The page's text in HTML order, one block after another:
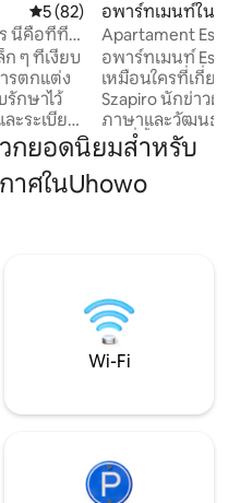
คะแนนเฉลี่ย 5 จาก 5, 82 รีวิว
5 (82)
ร นี่คือที่ที่
ละวุ่นวาย
ๆ ที่เงียบ
กษาไว้
ะระเบียง
ยให้ผ่อน
อย่าง
และสนาม
อพาร์ทเมนท์ใน
Apartament
อพาร์ทเมนท์
เหมือนใครที่เกี่ยว
Szapiro นักข่าวผู้เ
ภาษาและวัฒนธรรม
นท์ที่ตั้งอยู่ใจกลาง
ที่สุดแห่งหนึ่งใน
เยี่ยมสำหรับการส
กยอดนิยมสำหรับ
ศในUhowo
Wi-Fi